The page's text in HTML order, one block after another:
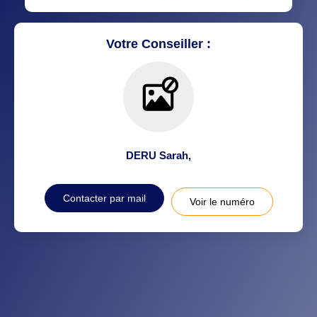
Votre Conseiller :
DERU Sarah,
Contacter par mail Voir le numéro